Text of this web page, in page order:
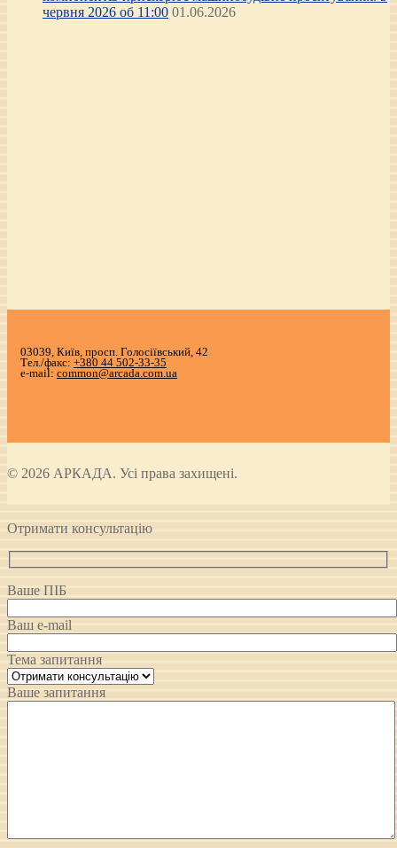
червня 2026 об 11:00 01.06.2026
03039, Київ, просп. Голосіївський, 42
Тел./факс: +380 44 502-33-35
e-mail: common@arcada.com.ua
© 2026 АРКАДА. Усі права захищені.
Отримати консультацію
Ваше ПІБ
Ваш e-mail
Тема запитання
Ваше запитання